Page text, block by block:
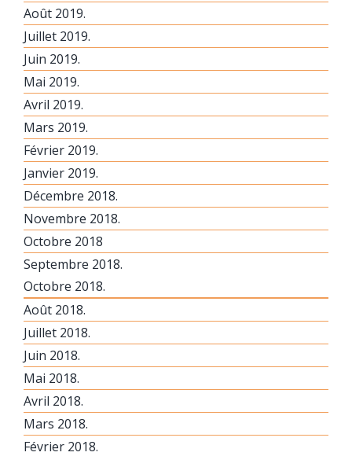
Août 2019.
Juillet 2019.
Juin 2019.
Mai 2019.
Avril 2019.
Mars 2019.
Février 2019.
Janvier 2019.
Décembre 2018.
Novembre 2018.
Octobre 2018
Septembre 2018.
Octobre 2018.
Août 2018.
Juillet 2018.
Juin 2018.
Mai 2018.
Avril 2018.
Mars 2018.
Février 2018.